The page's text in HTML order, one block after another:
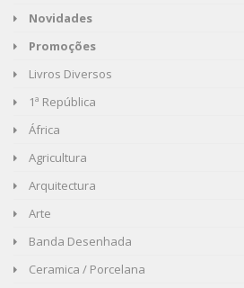
Novidades
Promoções
Livros Diversos
1ª República
África
Agricultura
Arquitectura
Arte
Banda Desenhada
Ceramica / Porcelana